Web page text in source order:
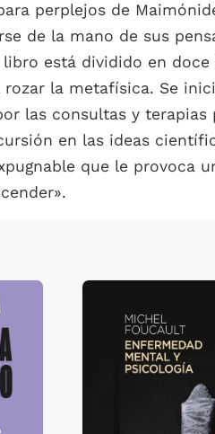
perplejos de
de la mano de sus
está dividido en
la metafísica. Se
las consultas y
en las ideas
que le provoca